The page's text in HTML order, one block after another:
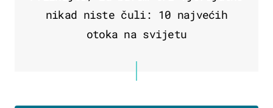
nikad niste čuli: 10 najvećih
otoka na svijetu